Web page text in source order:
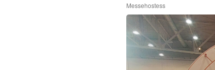
Messehostess